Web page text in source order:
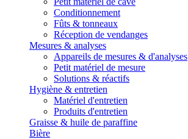
Conditionnement
Fûts & tonneaux
Réception de vendanges
Mesures & analyses
Appareils de mesures & d'analyses
Petit matériel de mesure
Solutions & réactifs
Hygiène & entretien
Matériel d'entretien
Produits d'entretien
Graisse & huile de paraffine
Bière